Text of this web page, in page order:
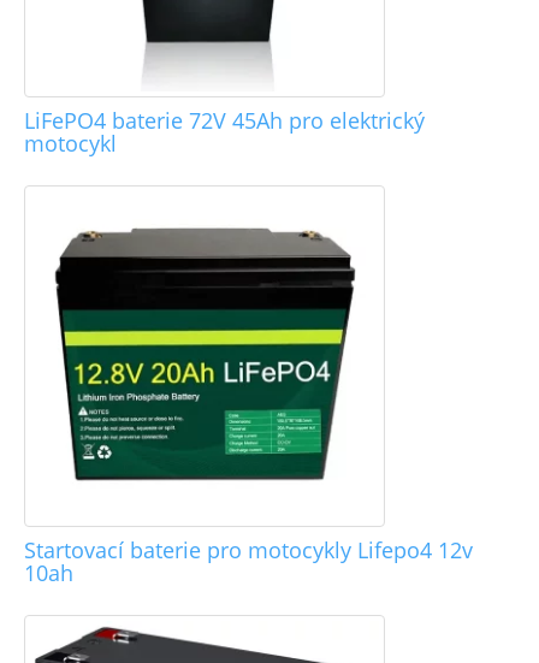
LiFePO4 baterie 72V 45Ah pro elektrický
motocykl
Startovací baterie pro motocykly Lifepo4 12v
10ah